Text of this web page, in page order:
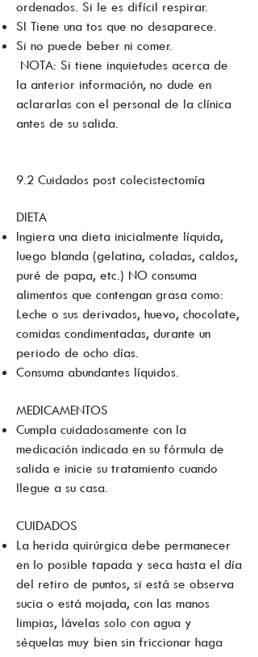
ordenados. Si le es difícil respirar.
SI Tiene una tos que no desaparece.
Si no puede beber ni comer.
NOTA: Si tiene inquietudes acerca de
la anterior información, no dude en
aclararlas con el personal de la clínica
antes de su salida.
9.2 Cuidados post colecistectomía
DIETA
Ingiera una dieta inicialmente líquida,
luego blanda (gelatina, coladas, caldos,
puré de papa, etc.) NO consuma
alimentos que contengan grasa como:
Leche o sus derivados, huevo, chocolate,
comidas condimentadas, durante un
periodo de ocho días.
Consuma abundantes líquidos.
MEDICAMENTOS
Cumpla cuidadosamente con la
medicación indicada en su fórmula de
salida e inicie su tratamiento cuando
llegue a su casa.
CUIDADOS
La herida quirúrgica debe permanecer
en lo posible tapada y seca hasta el día
del retiro de puntos, si está se observa
sucia o está mojada, con las manos
limpias, lávelas solo con agua y
séquelas muy bien sin friccionar haga